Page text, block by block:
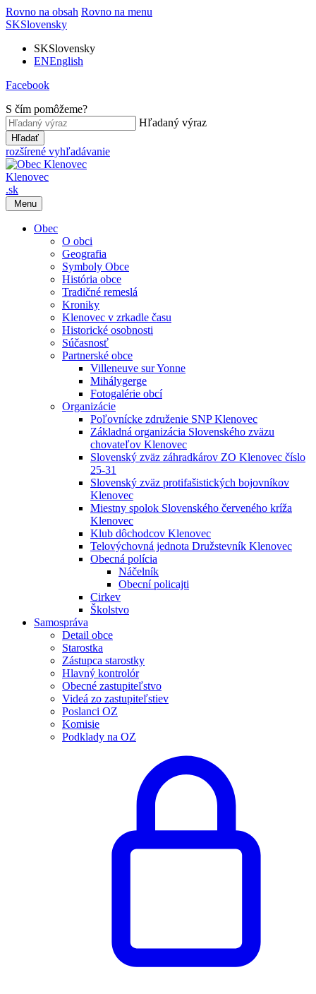
Rovno na obsah Rovno na menu
SKSlovensky
SKSlovensky
ENEnglish
Facebook
S čím pomôžeme?
Hľadaný výraz
Hľadať
rozšírené vyhľadávanie
Klenovec
.sk
Menu
Obec
O obci
Geografia
Symboly Obce
História obce
Tradičné remeslá
Kroniky
Klenovec v zrkadle času
Historické osobnosti
Súčasnosť
Partnerské obce
Villeneuve sur Yonne
Mihálygerge
Fotogalérie obcí
Organizácie
Poľovnícke združenie SNP Klenovec
Základná organizácia Slovenského zväzu
chovateľov Klenovec
Slovenský zväz záhradkárov ZO Klenovec číslo
25-31
Slovenský zväz protifašistických bojovníkov
Klenovec
Miestny spolok Slovenského červeného kríža
Klenovec
Klub dôchodcov Klenovec
Telovýchovná jednota Družstevník Klenovec
Obecná polícia
Náčelník
Obecní policajti
Cirkev
Školstvo
Samospráva
Detail obce
Starostka
Zástupca starostky
Hlavný kontrolór
Obecné zastupiteľstvo
Videá zo zastupiteľstiev
Poslanci OZ
Komisie
Podklady na OZ